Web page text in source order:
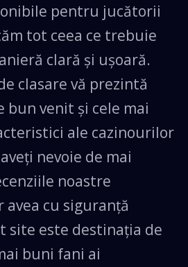
100% BONUS DE BUN
LA500LEI
OBȚINEȚI BONUS
T&C’S APPLY.
citeşte
100% Până la 5000 RON +
OBȚINEȚI BONUS
pentru jucătorii
tot ceea ce trebuie
clară și ușoară.
clasare vă prezintă
bun venit și cele mai
ale cazinourilor
nevoie de mai
noastre
cu siguranță
site este destinația de
buni fani ai